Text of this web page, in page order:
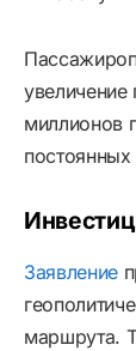
миллионов
Заявление
маршрута.